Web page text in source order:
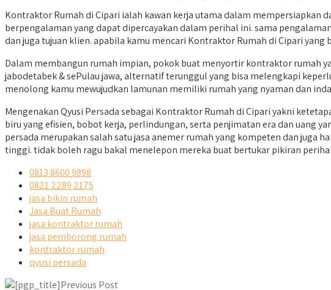
Kontraktor Rumah di Cipari ialah kawan kerja utama dalam mempersiapkan
berpengalaman yang dapat dipercayakan dalam perihal ini. sama
dan juga tujuan klien. apabila kamu mencari Kontraktor Rumah di Cipari
Dalam membangun rumah impian, pokok buat menyortir kontraktor rumah
jabodetabek & sePulau jawa, alternatif terunggul yang bisa melengkapi
menolong kamu mewujudkan lamunan memiliki rumah yang nyaman dan
Mengenakan Qyusi Persada sebagai Kontraktor Rumah di Cipari yakni
biru yang efisien, bobot kerja, perlindungan, serta penjimatan era dan uang
persada merupakan salah satu jasa anemer rumah yang kompeten dan juga
tinggi. tidak boleh ragu bakal menelepon mereka buat bertukar pikiran
0813 8600 9898
0821 2289 2175
jasa bikin rumah
Jasa Buat Rumah
jasa kontraktor rumah
jasa pemborong rumah
kontraktor rumah
qyusi persada
Previous Post